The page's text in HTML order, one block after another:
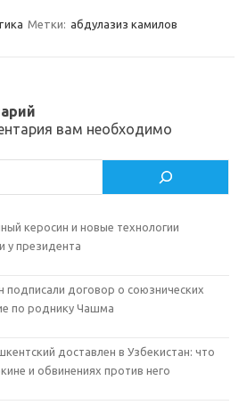
Метки: абдулазиз камилов
вам необходимо
керосин и новые технологии
у президента
подписали договор о союзнических
по роднику Чашма
доставлен в Узбекистан: что
и обвинениях против него